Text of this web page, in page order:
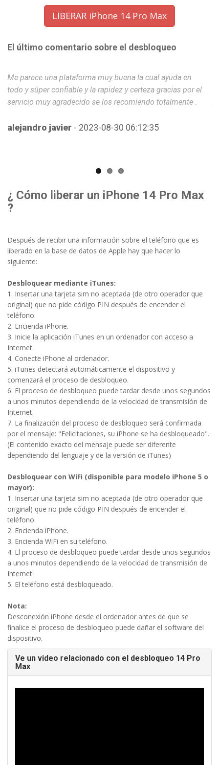
LIBERAR iPhone 14 Pro Max
El último comentario sobre el desbloqueo
Me parece una plataforma muy buena la cual ayuda en
todo y súper confiable y la rapidez y certeza gracias por el
servicio muy agradecido se los recomiendo totalmente .
alejandro javier - 2023-08-30 06:12:35
¿ Cómo liberar un iPhone 14 Pro Max
?
Después de recibir una información sobre el teléfono que es
liberado en la base de datos de Apple hay que hacer lo
siguiente:
Desbloquear mediante iTunes:
1. Insertar una tarjeta sim no aceptada (de otro operador que
original) que no pide código PIN después de encender el
teléfono.
2. Encienda iPhone.
3. Inicie la aplicación iTunes en un ordenador con acceso a
Internet.
4. Conecte iPhone al ordenador.
5. iTunes detectará automáticamente el dispositivo y
comenzará el proceso de desbloqueo.
6. El proceso de desbloqueo puede tardar desde unos segundos
a unos minutos dependiendo de la velocidad de transmisión de
Internet.
7. La finalización del proceso de desbloqueo será confirmada
por el mensaje: "Felicitaciones, su iPhone se ha desbloqueado".
(El contenido exacto del mensaje puede ser diferente
dependiendo del lenguaje y de la versión de iTunes)
Desbloquear con WiFi (disponible para modelo iPhone 5 o
mayor):
1. Insertar una tarjeta sim no aceptada (de otro operador que
original) que no pide código PIN después de encender el
teléfono.
2. Encienda iPhone.
3. Encienda WiFi en su teléfono.
4. El proceso de desbloqueo puede tardar desde unos segundos
a unos minutos dependiendo de la velocidad de transmisión de
Internet.
5. El teléfono está desbloqueado.
Nota:
Desconexión iPhone desde el ordenador antes de que se
finalice el proceso de desbloqueo puede dañar el software del
dispositivo.
Ve un video relacionado con el desbloqueo 14 Pro
Max